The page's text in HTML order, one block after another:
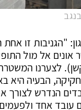
"הגניבות זו
אל מול
לצערנו
הבעיה היא
עובד אחד